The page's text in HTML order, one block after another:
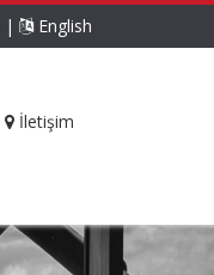
| English
İletişim